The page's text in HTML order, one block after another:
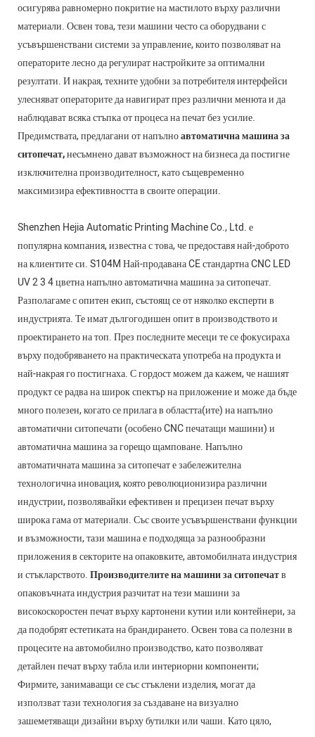
осигурява равномерно покритие на мастилото върху различни
материали. Освен това, тези машини често са оборудвани с
усъвършенствани системи за управление, които позволяват на
операторите лесно да регулират настройките за оптимални
резултати. И накрая, техните удобни за потребителя интерфейси
улесняват операторите да навигират през различни менюта и да
наблюдават всяка стъпка от процеса на печат без усилие.
Предимствата, предлагани от напълноавтоматична машина за
ситопечат,несъмнено дават възможност на бизнеса да постигне
изключителна производителност, като същевременно
максимизира ефективността в своите операции.
Shenzhen Hejia Automatic Printing Machine Co., Ltd. е
популярна компания, известна с това, че предоставя най-доброто
на клиентите си. S104M Най-продавана CE стандартна CNC LED
UV 2 3 4 цветна напълно автоматична машина за ситопечат.
Разполагаме с опитен екип, състоящ се от няколко експерти в
индустрията. Те имат дългогодишен опит в производството и
проектирането на топ. През последните месеци те се фокусираха
върху подобряването на практическата употреба на продукта и
най-накрая го постигнаха. С гордост можем да кажем, че нашият
продукт се радва на широк спектър на приложение и може да бъде
много полезен, когато се прилага в областта(ите) на напълно
автоматични ситопечати (особено CNC печатащи машини) и
автоматична машина за горещо щамповане. Напълно
автоматичната машина за ситопечат е забележителна
технологична иновация, която революционизира различни
индустрии, позволявайки ефективен и прецизен печат върху
широка гама от материали. Със своите усъвършенствани функции
и възможности, тази машина е подходяща за разнообразни
приложения в секторите на опаковките, автомобилната индустрия
и стъкларството.Производителите на машини за ситопечатв
опаковъчната индустрия разчитат на тези машини за
високоскоростен печат върху картонени кутии или контейнери, за
да подобрят естетиката на брандирането. Освен това са полезни в
процесите на автомобилно производство, като позволяват
детайлен печат върху табла или интериорни компоненти;
Фирмите, занимаващи се със стъклени изделия, могат да
използват тази технология за създаване на визуално
зашеметяващи дизайни върху бутилки или чаши. Като цяло,